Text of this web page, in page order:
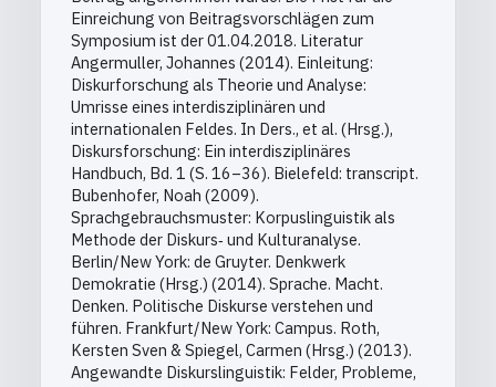
Einreichung von Beitragsvorschlägen zum
Symposium ist der 01.04.2018. Literatur
Angermuller, Johannes (2014). Einleitung:
Diskurforschung als Theorie und Analyse:
Umrisse eines interdisziplinären und
internationalen Feldes. In Ders., et al. (Hrsg.),
Diskursforschung: Ein interdisziplinäres
Handbuch, Bd. 1 (S. 16–36). Bielefeld: transcript.
Bubenhofer, Noah (2009).
Sprachgebrauchsmuster: Korpuslinguistik als
Methode der Diskurs‐ und Kulturanalyse.
Berlin/New York: de Gruyter. Denkwerk
Demokratie (Hrsg.) (2014). Sprache. Macht.
Denken. Politische Diskurse verstehen und
führen. Frankfurt/New York: Campus. Roth,
Kersten Sven & Spiegel, Carmen (Hrsg.) (2013).
Angewandte Diskurslinguistik: Felder, Probleme,